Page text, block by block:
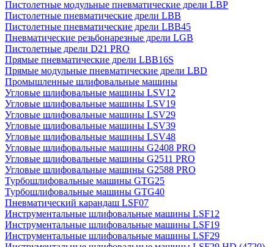
Пистолетные модульные пневматические дрели LBP
Пистолетные пневматические дрели LBB
Пистолетные пневматические дрели LBB45
Пневматические резьбонарезные дрели LGB
Пистолетные дрели D21 PRO
Прямые пневматические дрели LBB16S
Прямые модульные пневматические дрели LBD
Промышленные шлифовальные машины
Угловые шлифовальные машины LSV12
Угловые шлифовальные машины LSV19
Угловые шлифовальные машины LSV29
Угловые шлифовальные машины LSV39
Угловые шлифовальные машины LSV48
Угловые шлифовальные машины G2408 PRO
Угловые шлифовальные машины G2511 PRO
Угловые шлифовальные машины G2588 PRO
Турбошлифовальные машины GTG25
Турбошлифовальные машины GTG40
Пневматический карандаш LSF07
Инструментальные шлифовальные машины LSF12
Инструментальные шлифовальные машины LSF19
Инструментальные шлифовальные машины LSF29